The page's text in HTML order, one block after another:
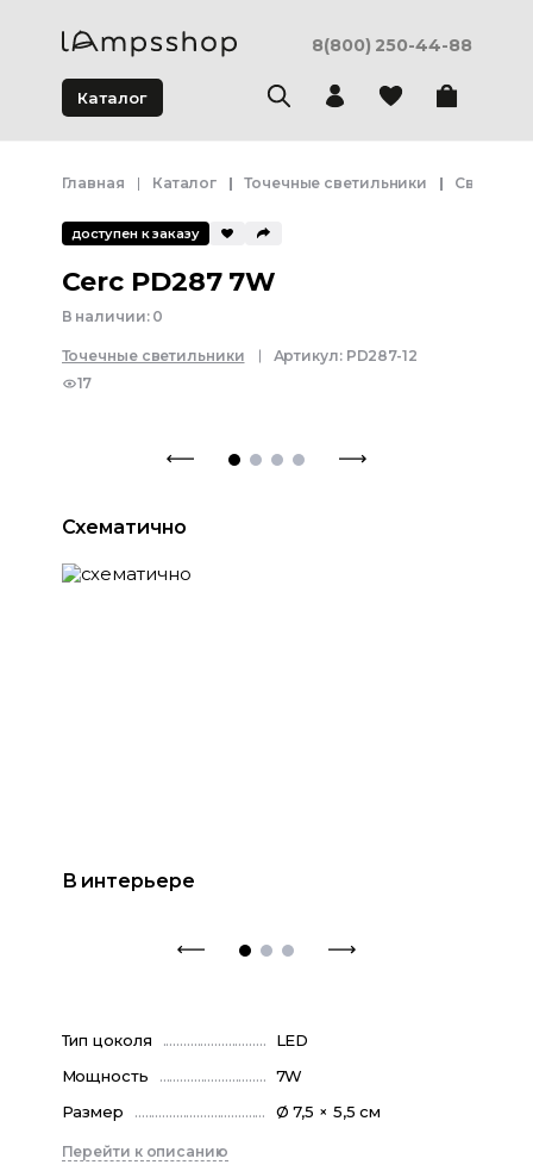
8(800) 250-44-88
Каталог
Главная Каталог Точечные светильники
доступен к заказу
Cerc PD287 7W
В наличии: 0
Точечные светильники Артикул: PD287-12
17
Схематично
В интерьере
Тип цоколя
LED
Мощность
7W
Размер
Ø 7,5 × 5,5 см
Перейти к описанию